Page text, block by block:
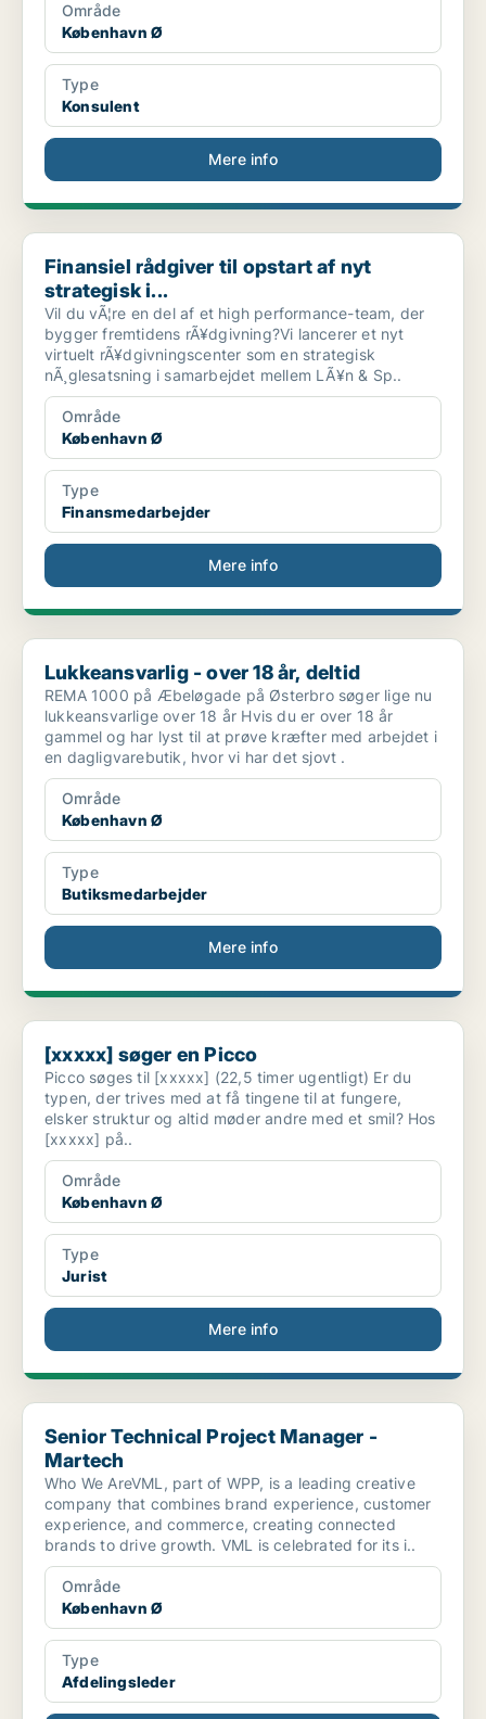
Område
København Ø
Type
Konsulent
Mere info
Finansiel rådgiver til opstart af nyt strategisk i...
Finansiel rådgiver til opstart af nyt
strategisk i...
Vil du vÃ¦re en del af et high performance-team, der
bygger fremtidens rÃ¥dgivning?Vi lancerer et nyt
virtuelt rÃ¥dgivningscenter som en strategisk
nÃ¸glesatsning i samarbejdet mellem LÃ¥n & Sp..
Område
København Ø
Type
Finansmedarbejder
Mere info
Lukkeansvarlig - over 18 år, deltid
Lukkeansvarlig - over 18 år, deltid
REMA 1000 på Æbeløgade på Østerbro søger lige nu
lukkeansvarlige over 18 år Hvis du er over 18 år
gammel og har lyst til at prøve kræfter med arbejdet i
en dagligvarebutik, hvor vi har det sjovt .
Område
København Ø
Type
Butiksmedarbejder
Mere info
[xxxxx] søger en Picco
[xxxxx] søger en Picco
Picco søges til [xxxxx] (22,5 timer ugentligt) Er du
typen, der trives med at få tingene til at fungere,
elsker struktur og altid møder andre med et smil? Hos
[xxxxx] på..
Område
København Ø
Type
Jurist
Mere info
Senior Technical Project Manager - Martech
Senior Technical Project Manager -
Martech
Who We AreVML, part of WPP, is a leading creative
company that combines brand experience, customer
experience, and commerce, creating connected
brands to drive growth. VML is celebrated for its i..
Område
København Ø
Type
Afdelingsleder